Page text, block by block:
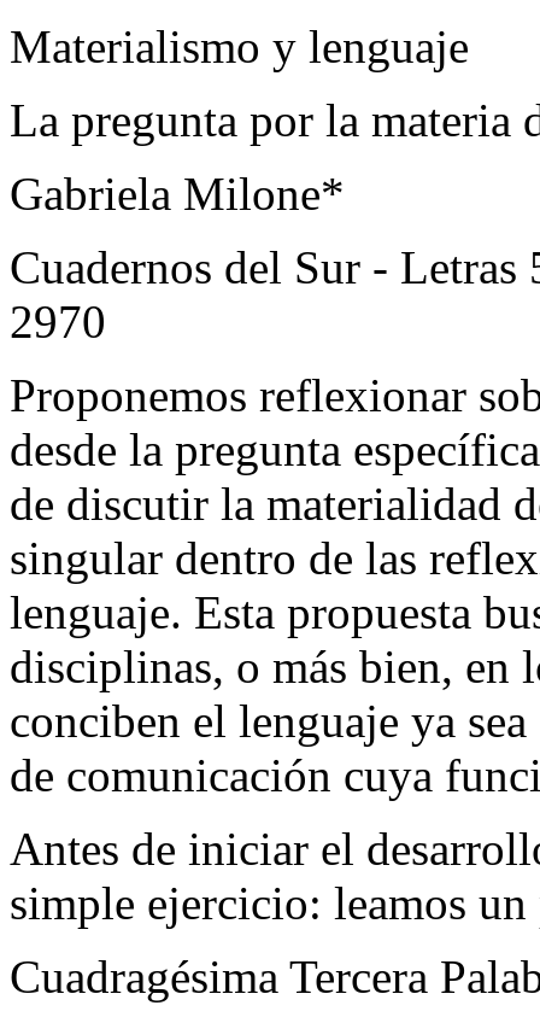
Materialismo y lenguaje
La pregunta por la materia
Gabriela Milone*
Cuadernos del Sur - Letras
2970
Proponemos reflexionar
desde la pregunta
de discutir la materialidad
singular dentro de las
lenguaje. Esta propuesta
disciplinas, o más bien, en
conciben el lenguaje ya
de comunicación cuya
Antes de iniciar el
simple ejercicio: leamos un
Cuadragésima Tercera